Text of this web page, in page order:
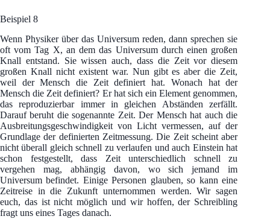
Beispiel 8
Wenn Physiker über das Universum reden, dann sprechen sie
oft vom Tag X, an dem das Universum durch einen großen
Knall entstand. Sie wissen auch, dass die Zeit vor diesem
großen Knall nicht existent war. Nun gibt es aber die Zeit,
weil der Mensch die Zeit definiert hat. Wonach hat der
Mensch die Zeit definiert? Er hat sich ein Element genommen,
das reproduzierbar immer in gleichen Abständen zerfällt.
Darauf beruht die sogenannte Zeit. Der Mensch hat auch die
Ausbreitungsgeschwindigkeit von Licht vermessen, auf der
Grundlage der definierten Zeitmessung. Die Zeit scheint aber
nicht überall gleich schnell zu verlaufen und auch Einstein hat
schon festgestellt, dass Zeit unterschiedlich schnell zu
vergehen mag, abhängig davon, wo sich jemand im
Universum befindet. Einige Personen glauben, so kann eine
Zeitreise in die Zukunft unternommen werden. Wir sagen
euch, das ist nicht möglich und wir hoffen, der Schreibling
fragt uns eines Tages danach.